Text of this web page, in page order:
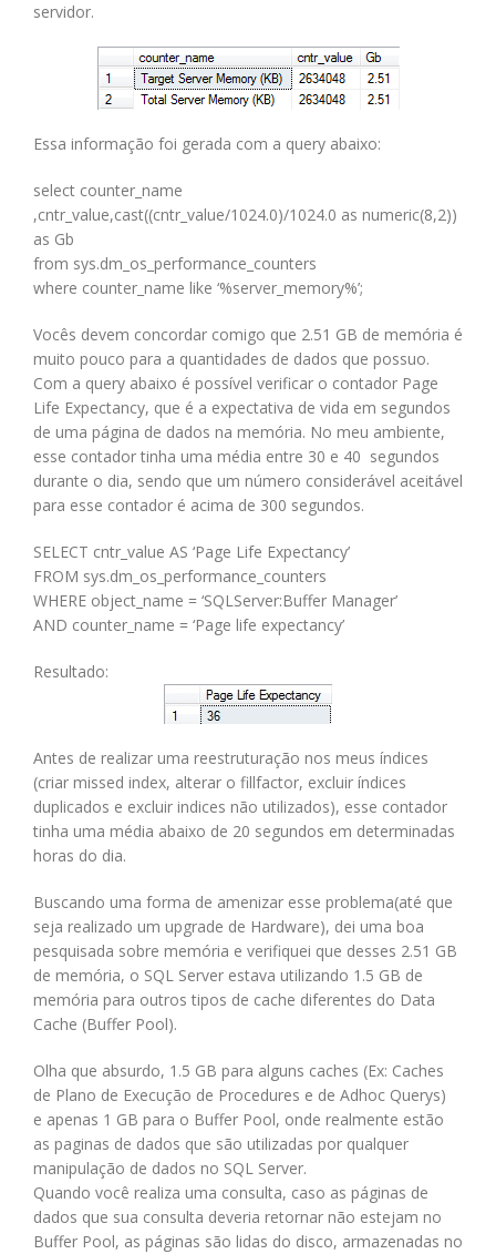
servidor.
Essa informação foi gerada com a query abaixo:
select counter_name
,cntr_value,cast((cntr_value/1024.0)/1024.0 as numeric(8,2))
as Gb
from sys.dm_os_performance_counters
where counter_name like ‘%server_memory%’;
Vocês devem concordar comigo que 2.51 GB de memória é
muito pouco para a quantidades de dados que possuo.
Com a query abaixo é possível verificar o contador Page
Life Expectancy, que é a expectativa de vida em segundos
de uma página de dados na memória. No meu ambiente,
esse contador tinha uma média entre 30 e 40 segundos
durante o dia, sendo que um número considerável aceitável
para esse contador é acima de 300 segundos.
SELECT cntr_value AS ‘Page Life Expectancy’
FROM sys.dm_os_performance_counters
WHERE object_name = ‘SQLServer:Buffer Manager’
AND counter_name = ‘Page life expectancy’
Resultado:
Antes de realizar uma reestruturação nos meus índices
(criar missed index, alterar o fillfactor, excluir índices
duplicados e excluir indices não utilizados), esse contador
tinha uma média abaixo de 20 segundos em determinadas
horas do dia.
Buscando uma forma de amenizar esse problema(até que
seja realizado um upgrade de Hardware), dei uma boa
pesquisada sobre memória e verifiquei que desses 2.51 GB
de memória, o SQL Server estava utilizando 1.5 GB de
memória para outros tipos de cache diferentes do Data
Cache (Buffer Pool).
Olha que absurdo, 1.5 GB para alguns caches (Ex: Caches
de Plano de Execução de Procedures e de Adhoc Querys)
e apenas 1 GB para o Buffer Pool, onde realmente estão
as paginas de dados que são utilizadas por qualquer
manipulação de dados no SQL Server.
Quando você realiza uma consulta, caso as páginas de
dados que sua consulta deveria retornar não estejam no
Buffer Pool, as páginas são lidas do disco, armazenadas no